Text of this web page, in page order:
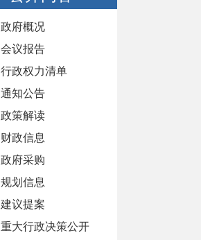
政府概况
政府领导
政府机构
人事任免
会议报告
政府会议
政府工作报告
行政权力清单
权责清单
动态调整情况
通知公告
政策解读
文字解读
图文解读
音频解读
部门解读
政策问答
财政信息
财政预决算
政府债
政府采购
采购政策
政府集中采购
规划信息
国民经济和社会发展规划
专项规划
建议提案
办理总体情况
重大行政决策公开